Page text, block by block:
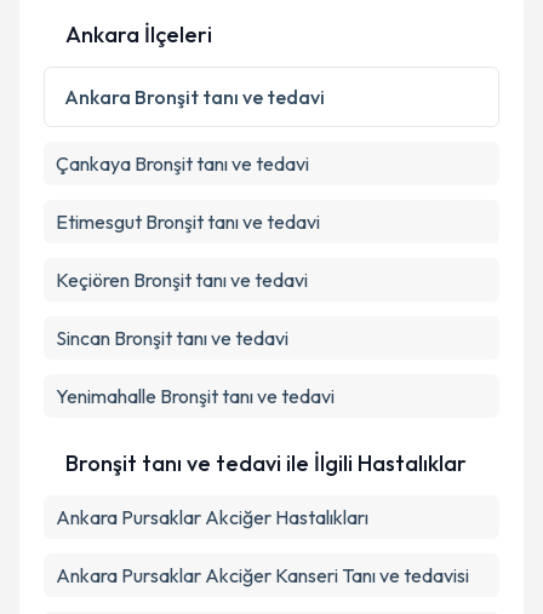
Kişisel verilerimin işlenmesine ilişkinAydınlatma
Metni
'ni okudum ve kişisel verilerimin belirtilen
kapsamda işlenmesini kabul ediyorum.
Ankara İlçeleri
Ankara Bronşit tanı ve tedavi
Çankaya Bronşit tanı ve tedavi
Etimesgut Bronşit tanı ve tedavi
Keçiören Bronşit tanı ve tedavi
Sincan Bronşit tanı ve tedavi
Yenimahalle Bronşit tanı ve tedavi
Bronşit tanı ve tedavi ile İlgili Hastalıklar
Ankara Pursaklar Akciğer Hastalıkları
Ankara Pursaklar Akciğer Kanseri Tanı ve tedavisi